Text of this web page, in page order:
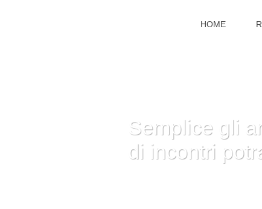
HOME
Semplice gli
di incontri